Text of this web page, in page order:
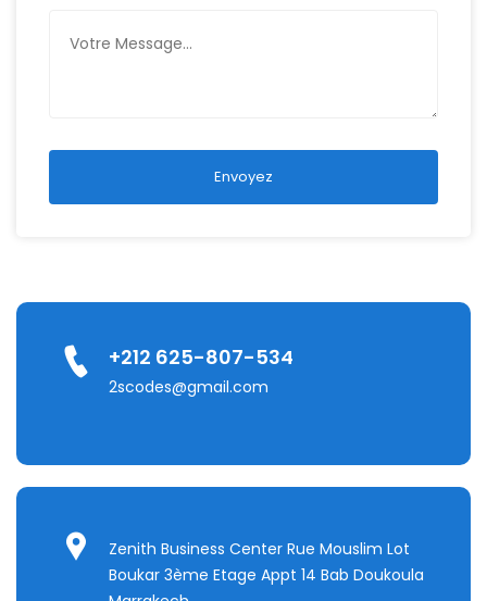
Envoyez
+212 625-807-534
2scodes@gmail.com
Zenith Business Center Rue Mouslim Lot
Boukar 3ème Etage Appt 14 Bab Doukoula